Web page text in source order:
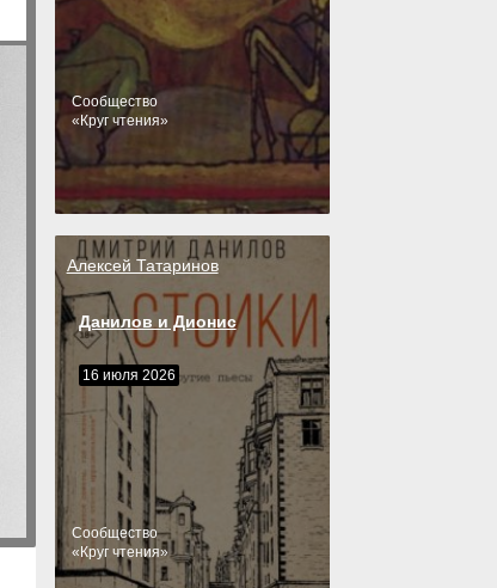
Cообщество
«Круг чтения»
Алексей Татаринов
Данилов и Дионис
16 июля 2026
Cообщество
«Круг чтения»